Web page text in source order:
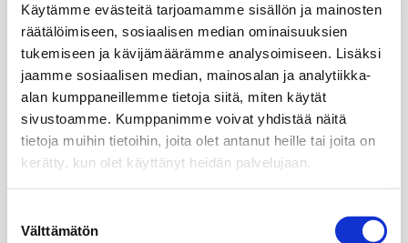
Käytämme evästeitä tarjoamamme sisällön ja mainosten
räätälöimiseen, sosiaalisen median ominaisuuksien
tukemiseen ja kävijämäärämme analysoimiseen. Lisäksi
jaamme sosiaalisen median, mainosalan ja analytiikka-
alan kumppaneillemme tietoja siitä, miten käytät
sivustoamme. Kumppanimme voivat yhdistää näitä
tietoja muihin tietoihin, joita olet antanut heille tai joita on
kerätty, kun olet käyttänyt heidän palvelujaan.
valinta
Välttämätön